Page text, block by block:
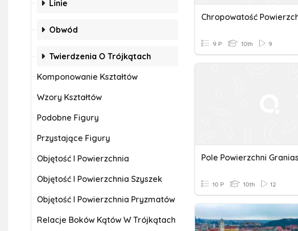
Linie
Obwód
Twierdzenia O Trójkątach
Komponowanie Kształtów
Wzory Kształtów
Podobne Figury
Przystające Figury
Objętość I Powierzchnia
Objętość I Powierzchnia Szyszek
Objętość I Powierzchnia Pryzmatów
Relacje Boków Kątów W Trójkątach
Chropowatość
9 P 10th 9
10 P 10th 12